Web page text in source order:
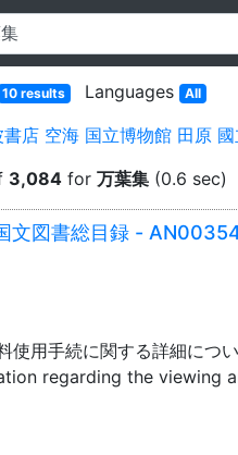
10 results Languages All
書店 空海 国立博物館 田原
3,084 for 万葉集 (0.6 sec)
文図書総目録 -
使用手続に関する詳細につ
regarding the viewing